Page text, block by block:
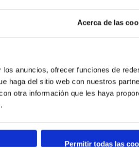
Acerca de las
anuncios, ofrecer funciones de
haga del sitio web con nuestros
otra información que les haya
Permitir todas las
de
Moll de Costa
Archivo del Port
publicaciones
Parc del Port